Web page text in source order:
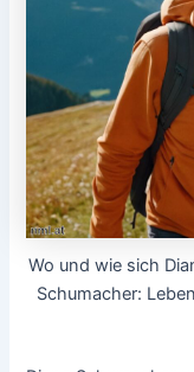
Wo und wie sich
Schumacher: